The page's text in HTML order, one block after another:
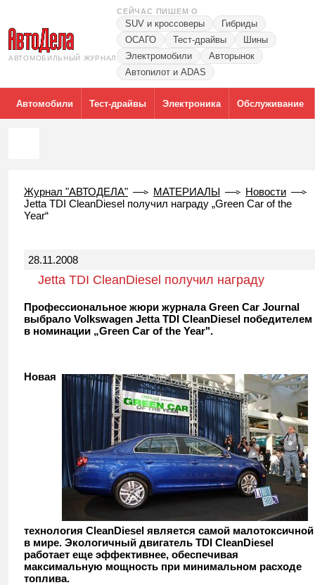
АВТОМОБИЛЬНЫЙ ЖУРНАЛ
СЕЙЧАС ПИШЕМ О
SUV и кроссоверы
Гибриды
ОСАГО
Тест-драйвы
Шины
Электромобили
Авторынок
Автопилот и ADAS
Автомобили Тест-драйвы Электроника Обслуживание
Журнал "АВТОДЕЛА" МАТЕРИАЛЫ
Новости
Jetta TDI CleanDiesel получил награду „Green Car of the
Year“
28.11.2008
Jetta TDI CleanDiesel получил награду
„Green Car of the Year“
Профессиональное жюри журнала Green Car Journal
выбрало Volkswagen Jetta TDI CleanDiesel победителем
в номинации „Green Car of the Year".
Новая
технология CleanDiesel является самой малотоксичной
в мире. Экологичный двигатель TDI CleanDiesel
работает еще эффективнее, обеспечивая
максимальную мощность при минимальном расходе
топлива.